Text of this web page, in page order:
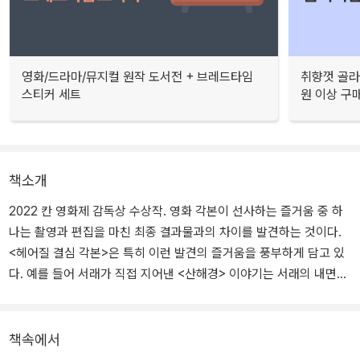
영화/드라마/뮤지컬 원작 도서전 + 브레드타임
스티커 세트
취향껏 골
원 이상 구
책소개
2022 칸 영화제 감독상 수상작. 영화 각본이 선사하는 즐거움 중 하
나는 촬영과 편집을 마친 최종 결과물과의 차이를 발견하는 것이다.
<헤어질 결심 각본>은 특히 이런 발견의 즐거움을 풍부하게 담고 있
다. 예를 들어 서래가 직접 지어낸 <산해경> 이야기는 서래의 내면을
과정에서 삭제된 부분들 역시 하나같이 '헤어질 결심'의 세계를 더 풍
책속에서